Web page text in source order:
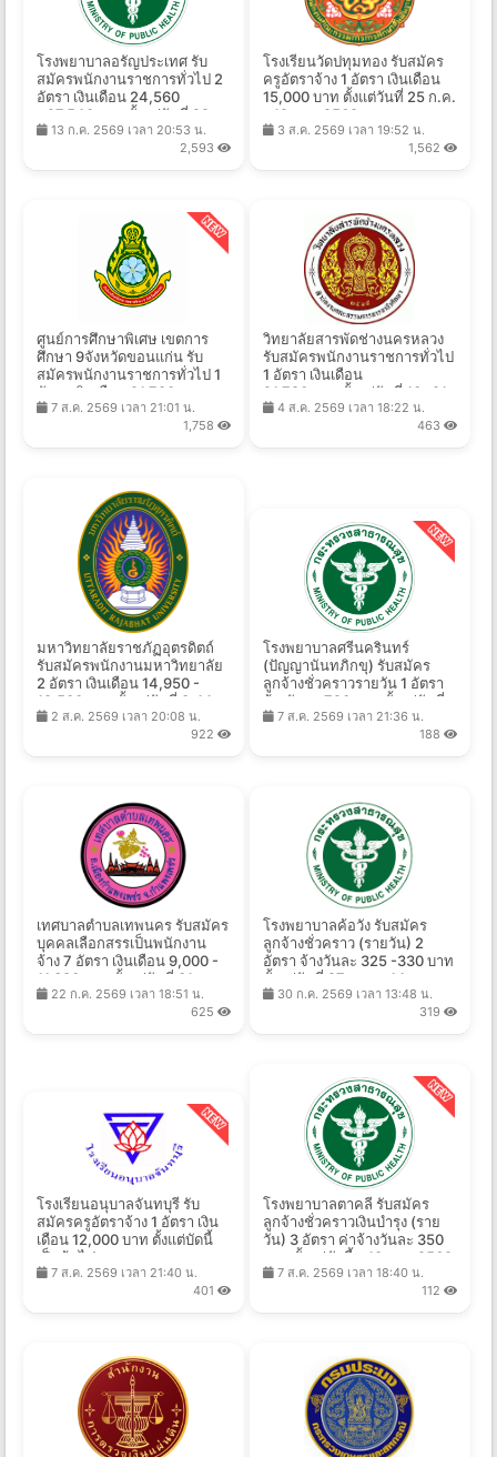
โรงพยาบาลอรัญประเทศ รับ
สมัครพนักงานราชการทั่วไป 2
อัตรา เงินเดือน 24,560
- 27,540 บาท ตั้งแต่วันที่ 22
ก.ค. - 21 ส.ค. 2569
13 ก.ค. 2569 เวลา 20:53 น.
2,593
โรงเรียนวัดปทุมทอง รับสมัคร
ครูอัตราจ้าง 1 อัตรา เงินเดือน
15,000 บาท ตั้งแต่วันที่ 25 ก.ค.
- 12 ส.ค. 2569
3 ส.ค. 2569 เวลา 19:52 น.
1,562
ศูนย์การศึกษาพิเศษ เขตการ
ศึกษา 9จังหวัดขอนแก่น รับ
สมัครพนักงานราชการทั่วไป 1
อัตรา เงินเดือน 21,780 บาท
ตั้งแต่วันที่ 6-13 ส.ค. 2569
7 ส.ค. 2569 เวลา 21:01 น.
1,758
วิทยาลัยสารพัดช่างนครหลวง
รับสมัครพนักงานราชการทั่วไป
1 อัตรา เงินเดือน
21,780 บาท ตั้งแต่วันที่ 13 -21
ส.ค. 2569
4 ส.ค. 2569 เวลา 18:22 น.
463
มหาวิทยาลัยราชภัฏอุตรดิตถ์
รับสมัครพนักงานมหาวิทยาลัย
2 อัตรา เงินเดือน 14,950 -
19,500 บาท ตั้งแต่วันที่ 3-14
ส.ค. 2569
2 ส.ค. 2569 เวลา 20:08 น.
922
โรงพยาบาลศรีนครินทร์
(ปัญญานันทภิกขุ) รับสมัคร
ลูกจ้างชั่วคราวรายวัน 1 อัตรา
จ้างวันละ 720 บาท ตั้งแต่วันที่
7-18 ส.ค. 2569
7 ส.ค. 2569 เวลา 21:36 น.
188
เทศบาลตําบลเทพนคร รับสมัคร
บุคคลเลือกสรรเป็นพนักงาน
จ้าง 7 อัตรา เงินเดือน 9,000 -
11,380 บาท ตั้งแต่วันที่ 31 ก.ค.
- 10 ส.ค. 2569
22 ก.ค. 2569 เวลา 18:51 น.
625
โรงพยาบาลค้อวัง รับสมัคร
ลูกจ้างชั่วคราว (รายวัน) 2
อัตรา จ้างวันละ 325 -330 บาท
ตั้งแต่วันที่ 27 ก.ค. - 14 ส.ค.
2569
30 ก.ค. 2569 เวลา 13:48 น.
319
โรงเรียนอนุบาลจันทบุรี รับ
สมัครครูอัตราจ้าง 1 อัตรา เงิน
เดือน 12,000 บาท ตั้งแต่บัดนี้
เป็นต้นไป
7 ส.ค. 2569 เวลา 21:40 น.
401
โรงพยาบาลตาคลี รับสมัคร
ลูกจ้างชั่วคราวเงินบํารุง (ราย
วัน) 3 อัตรา ค่าจ้างวันละ 350
บาท ตั้งแต่บัดนี้ - 13 ส.ค. 2569
7 ส.ค. 2569 เวลา 18:40 น.
112